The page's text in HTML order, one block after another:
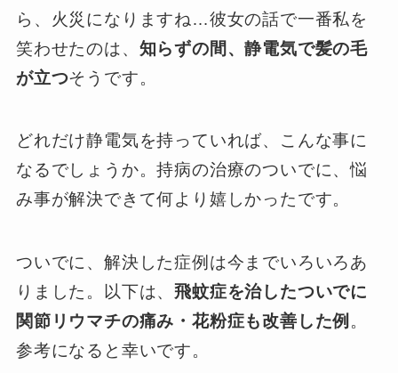
ら、火災になりますね…彼女の話で一番私を
笑わせたのは、 知らずの間、静電気で髪の毛
が立つそうです。
どれだけ静電気を持っていれば、こんな事に
なるでしょうか。持病の治療のついでに、悩
み事が解決できて何より嬉しかったです。
ついでに、解決した症例は今までいろいろあ
りました。以下は、飛蚊症を治したついでに
関節リウマチの痛み・花粉症も改善した例 。
参考になると幸いです。